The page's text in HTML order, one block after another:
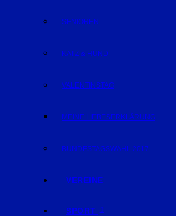
SENIOREN
KATZ & HUND
VALENTINSTAG
MEINE LIEBESERKLÄRUNG
BUNDESTAGSWAHL 2017
VEREINE
SPORT